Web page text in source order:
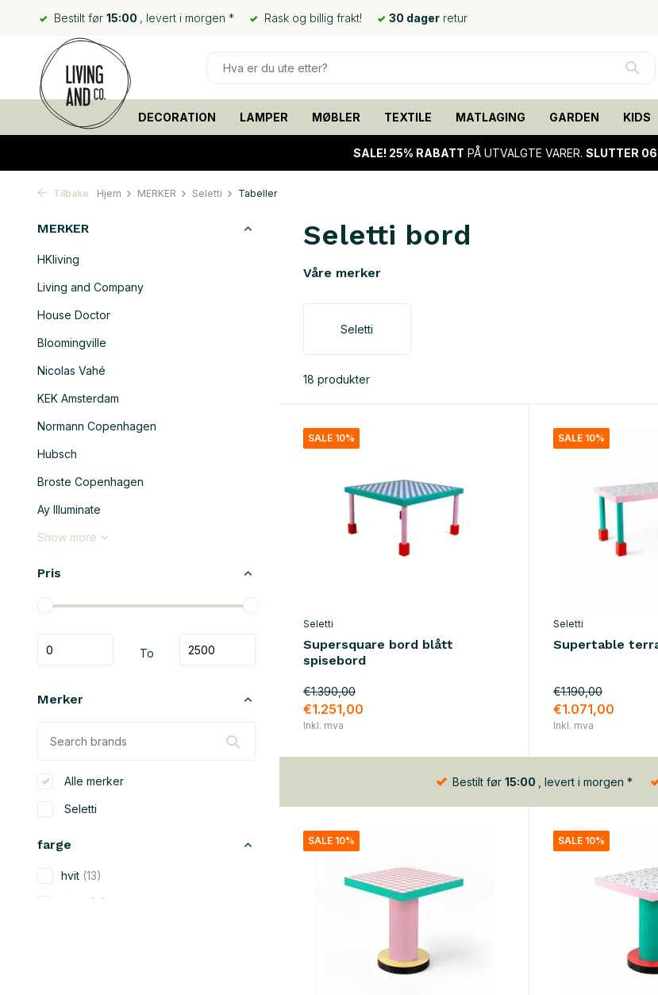
Bestilt før 15:00 , levert i morgen * Rask og billig frakt! 30 dager retur
DECORATION LAMPER MØBLER TEXTILE MATLAGING GARDEN KIDS
SALE! 25% RABATT PÅ UTVALGTE VARER. SLUTTER
Tilbake Hjem MERKER Seletti Tabeller
MERKER
HKliving
Living and Company
House Doctor
Bloomingville
Nicolas Vahé
KEK Amsterdam
Normann Copenhagen
Hubsch
Broste Copenhagen
Ay Illuminate
Show more
Pris
To
Merker
Alle merker
Seletti
farge
hvit (13)
(8)
Seletti bord
Våre merker
Seletti
18 produkter
SALE 10%
Seletti
Supersquare bord blått
spisebord
€1.390,00
€1.251,00
Inkl. mva
SALE 10%
Seletti
Supertable
€1.190,00
€1.071,00
Inkl. mva
Bestilt før 15:00 , levert i morgen *
SALE 10% SALE 10%